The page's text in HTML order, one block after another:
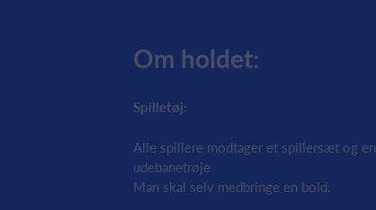
Om holdet:
Spilletøj:
Alle spillere modtager et spillersæt og en
udebanetrøje
Man skal selv medbringe en bold.